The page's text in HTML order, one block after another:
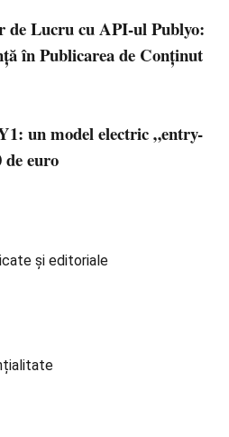
Lucru cu API-ul Publyo:
în Publicarea de Conținut
un model electric „entry-
de euro
și editoriale